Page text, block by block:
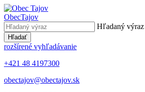
ObecTajov
Hľadaný výraz
Hľadať
rozšírené vyhľadávanie
+421 48 4197300
obectajov@obectajov.sk